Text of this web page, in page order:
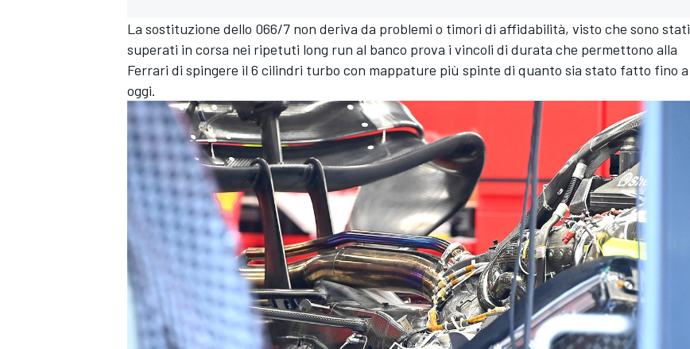
RALLY
La sostituzione dello 066/7 non deriva da problemi o timori di affidabilità, visto che sono stati
superati in corsa nei ripetuti long run al banco prova i vincoli di durata che permettono alla
Ferrari di spingere il 6 cilindri turbo con mappature più spinte di quanto sia stato fatto fino a
oggi.